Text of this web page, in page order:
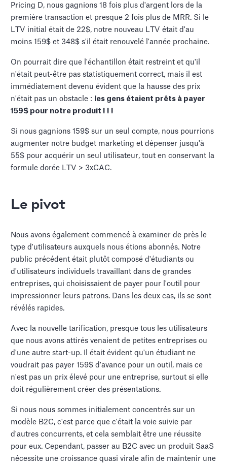
Pricing D, nous gagnions 18 fois plus d'argent lors de la
première transaction et presque 2 fois plus de MRR. Si le
LTV initial était de 22$, notre nouveau LTV était d'au
moins 159$ et 348$ s'il était renouvelé l'année prochaine.
On pourrait dire que l'échantillon était restreint et qu'il
n'était peut-être pas statistiquement correct, mais il est
immédiatement devenu évident que la hausse des prix
n'était pas un obstacle :
les gens étaient prêts à payer
159$ pour notre produit ! ! !
Si nous gagnions 159$ sur un seul compte, nous pourrions
augmenter notre budget marketing et dépenser jusqu'à
55$ pour acquérir un seul utilisateur, tout en conservant la
formule dorée LTV > 3xCAC.
Le pivot
Nous avons également commencé à examiner de près le
type d'utilisateurs auxquels nous étions abonnés. Notre
public précédent était plutôt composé d'étudiants ou
d'utilisateurs individuels travaillant dans de grandes
entreprises, qui choisissaient de payer pour l'outil pour
impressionner leurs patrons. Dans les deux cas, ils se sont
révélés rapides.
Avec la nouvelle tarification, presque tous les utilisateurs
que nous avons attirés venaient de petites entreprises ou
d'une autre start-up. Il était évident qu'un étudiant ne
voudrait pas payer 159$ d'avance pour un outil, mais ce
n'est pas un prix élevé pour une entreprise, surtout si elle
doit régulièrement créer des présentations.
Si nous nous sommes initialement concentrés sur un
modèle B2C, c'est parce que c'était la voie suivie par
d'autres concurrents, et cela semblait être une réussite
pour eux. Cependant, passer au B2C avec un produit SaaS
nécessite une croissance quasi virale afin de maintenir une